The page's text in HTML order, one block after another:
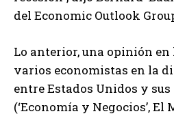
del Economic Outlook
Lo anterior, una opinión en
varios economistas en la
entre Estados Unidos y sus
(‘Economía y Negocios’, El